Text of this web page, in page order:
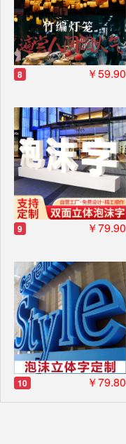
8 ￥59.90
9 ￥79.90
10 ￥79.80